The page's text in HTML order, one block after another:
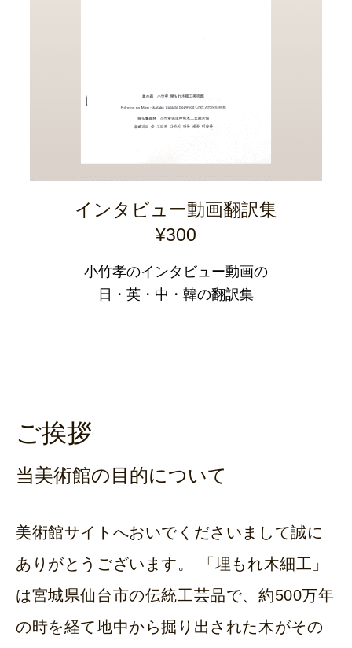
インタビュー動画翻訳集
¥300
小竹孝のインタビュー動画の
日・英・中・韓の翻訳集
ご挨拶
当美術館の目的について
美術館サイトへおいでくださいまして誠に
ありがとうございます。 「埋もれ木細工」
は宮城県仙台市の伝統工芸品で、約500万年
の時を経て地中から掘り出された木がその